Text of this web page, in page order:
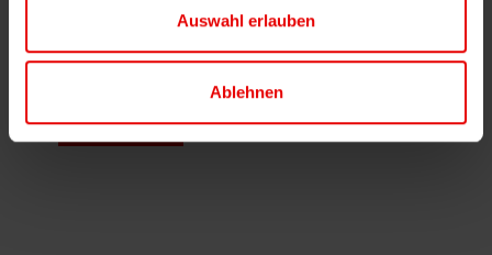
Auswahl erlauben
Ablehnen
des Empfohlenen
Weiter